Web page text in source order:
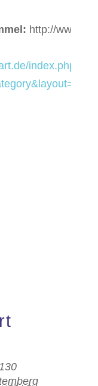
http://
index.php?